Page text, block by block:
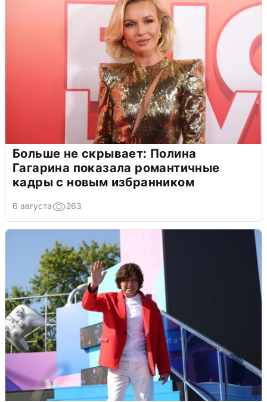
Больше не скрывает: Полина
Гагарина показала романтичные
кадры с новым избранником
6 августа 263